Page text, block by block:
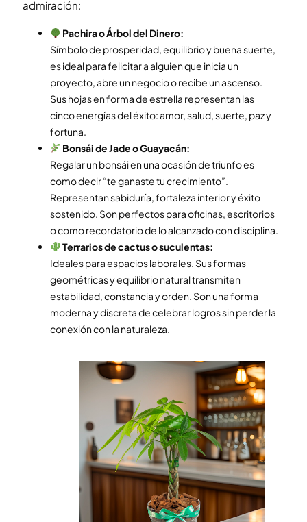
admiración:
Pachira o Árbol del Dinero:
Símbolo de prosperidad, equilibrio y buena suerte,
es ideal para felicitar a alguien que inicia un
proyecto, abre un negocio o recibe un ascenso.
Sus hojas en forma de estrella representan las
cinco energías del éxito: amor, salud, suerte, paz y
fortuna.
Bonsái de Jade o Guayacán:
Regalar un bonsái en una ocasión de triunfo es
como decir “te ganaste tu crecimiento”.
Representan sabiduría, fortaleza interior y éxito
sostenido. Son perfectos para oficinas, escritorios
o como recordatorio de lo alcanzado con disciplina.
Terrarios de cactus o suculentas:
Ideales para espacios laborales. Sus formas
geométricas y equilibrio natural transmiten
estabilidad, constancia y orden. Son una forma
moderna y discreta de celebrar logros sin perder la
conexión con la naturaleza.